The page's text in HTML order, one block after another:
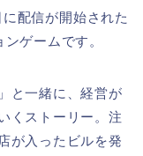
配信が開始された
ゲームです。
と一緒に、経営が
くストーリー。注
が入ったビルを発